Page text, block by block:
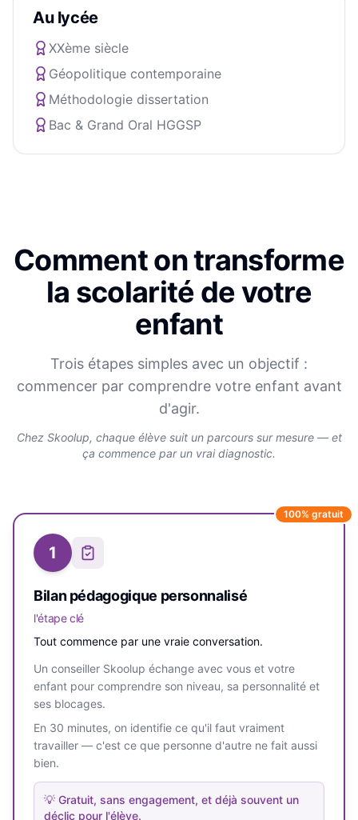
Au lycée
XXème siècle
Géopolitique contemporaine
Méthodologie dissertation
Bac & Grand Oral HGGSP
Comment on transforme
la scolarité de votre
enfant
Trois étapes simples avec un objectif :
commencer par comprendre votre enfant avant
d'agir.
Chez Skoolup, chaque élève suit un parcours sur mesure — et
ça commence par un vrai diagnostic.
100% gratuit
1
Bilan pédagogique personnalisé
l'étape clé
Tout commence par une vraie conversation.
Un conseiller Skoolup échange avec vous et votre
enfant pour comprendre son niveau, sa personnalité et
ses blocages.
En 30 minutes, on identifie ce qu'il faut vraiment
travailler — c'est ce que personne d'autre ne fait aussi
bien.
💡 Gratuit, sans engagement, et déjà souvent un
déclic pour l'élève.